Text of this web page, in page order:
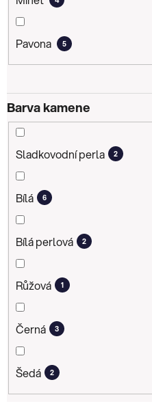
Pavona 5
Barva kamene
Sladkovodní perla 2
Bílá 6
Bílá perlová 2
Růžová 1
Černá 3
Šedá 2